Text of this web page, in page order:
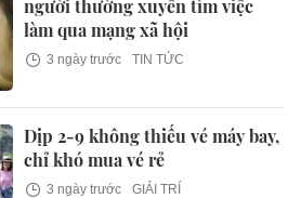
người thường xuyên tìm việc
làm qua mạng xã hội
3 ngày trước TIN TỨC
Dịp 2-9 không thiếu vé máy bay,
chỉ khó mua vé rẻ
3 ngày trước GIẢI TRÍ